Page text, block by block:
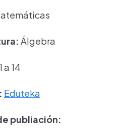
Álgebra
a 14
Eduteka
publiación: